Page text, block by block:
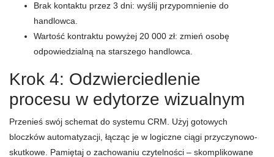
Brak kontaktu przez 3 dni: wyślij przypomnienie do
handlowca.
Wartość kontraktu powyżej 20 000 zł: zmień osobę
odpowiedzialną na starszego handlowca.
Krok 4: Odzwierciedlenie
procesu w edytorze wizualnym
Przenieś swój schemat do systemu CRM. Użyj gotowych
bloczków automatyzacji, łącząc je w logiczne ciągi przyczynowo-
skutkowe. Pamiętaj o zachowaniu czytelności – skomplikowane